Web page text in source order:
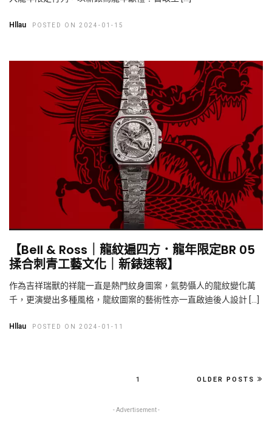
Hllau POSTED ON 2024-01-15
【Bell & Ross｜龍紋遍四方．龍年限定BR 05
揉合刺青工藝文化｜新錶速報】
作為吉祥瑞獸的祥龍一直是熱門紋身圖案，氣勢懾人的龍紋變化萬
千，更演變出多種風格，龍紋圖案的藝術性亦一直啟迪後人設計 […]
Hllau POSTED ON 2024-01-11
1 OLDER POSTS
- Advertisement -